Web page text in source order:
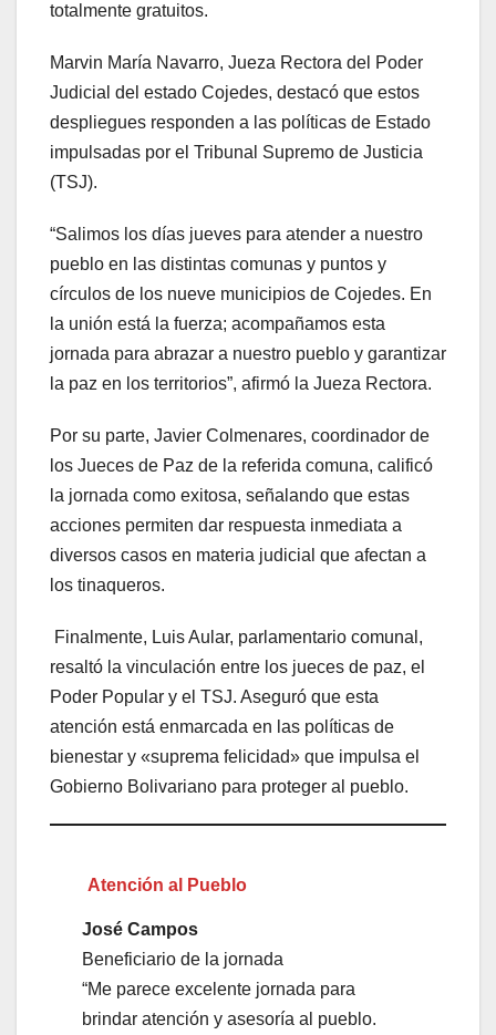
totalmente gratuitos.
Marvin María Navarro, Jueza Rectora del Poder
Judicial del estado Cojedes, destacó que estos
despliegues responden a las políticas de Estado
impulsadas por el Tribunal Supremo de Justicia
(TSJ).
“Salimos los días jueves para atender a nuestro
pueblo en las distintas comunas y puntos y
círculos de los nueve municipios de Cojedes. En
la unión está la fuerza; acompañamos esta
jornada para abrazar a nuestro pueblo y garantizar
la paz en los territorios”, afirmó la Jueza Rectora.
Por su parte, Javier Colmenares, coordinador de
los Jueces de Paz de la referida comuna, calificó
la jornada como exitosa, señalando que estas
acciones permiten dar respuesta inmediata a
diversos casos en materia judicial que afectan a
los tinaqueros.
Finalmente, Luis Aular, parlamentario comunal,
resaltó la vinculación entre los jueces de paz, el
Poder Popular y el TSJ. Aseguró que esta
atención está enmarcada en las políticas de
bienestar y «suprema felicidad» que impulsa el
Gobierno Bolivariano para proteger al pueblo.
Atención al Pueblo
José Campos
Beneficiario de la jornada
“Me parece excelente jornada para
brindar atención y asesoría al pueblo.